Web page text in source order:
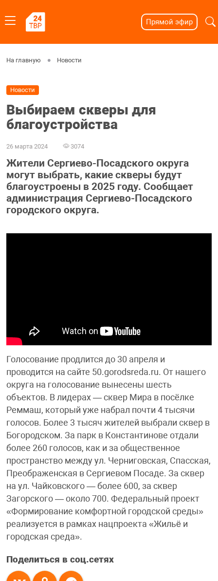
Прямой эфир
На главную Новости
Новости
Выбираем скверы для
благоустройства
26 марта 2024 3074
Жители Сергиево-Посадского округа
могут выбрать, какие скверы будут
благоустроены в 2025 году. Сообщает
администрация Сергиево-Посадского
городского округа.
Голосование продлится до 30 апреля и
проводится на сайте 50.gorodsreda.ru. От нашего
округа на голосование вынесены шесть
объектов. В лидерах — сквер Мира в посёлке
Реммаш, который уже набрал почти 4 тысячи
голосов. Более 3 тысяч жителей выбрали сквер в
Богородском. За парк в Константинове отдали
более 260 голосов, как и за общественное
пространство между ул. Черниговская, Спасская,
Преображенская в Сергиевом Посаде. За сквер
на ул. Чайковского — более 600, за сквер
Загорского — около 700. Федеральный проект
«Формирование комфортной городской среды»
реализуется в рамках нацпроекта «Жильë и
городская среда».
Поделиться в соц.сетях